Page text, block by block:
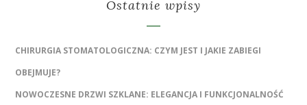
Ostatnie wpisy
CHIRURGIA STOMATOLOGICZNA: CZYM JEST I JAKIE ZABIEGI
OBEJMUJE?
NOWOCZESNE DRZWI SZKLANE: ELEGANCJA I FUNKCJONALNOŚĆ